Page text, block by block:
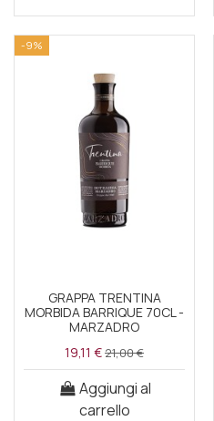
-9%
GRAPPA TRENTINA
MORBIDA BARRIQUE 70CL -
MARZADRO
19,11 €21,00 €
Aggiungi al
carrello